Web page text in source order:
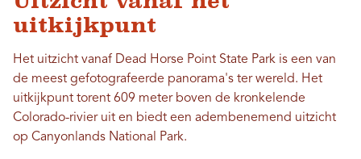
uitkijkpunt
Het uitzicht vanaf Dead Horse Point State Park is een van
de meest gefotografeerde panorama's ter wereld. Het
uitkijkpunt torent 609 meter boven de kronkelende
Colorado-rivier uit en biedt een adembenemend uitzicht
op Canyonlands National Park.